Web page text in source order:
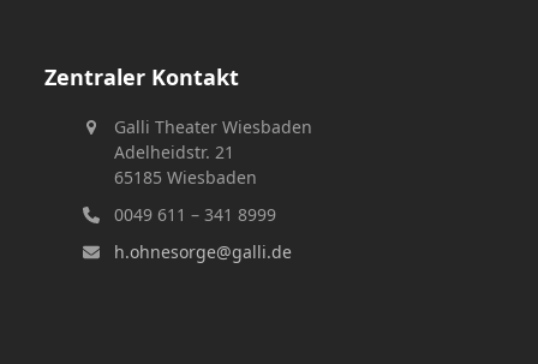
Zentraler Kontakt
Galli Theater Wiesbaden
Adelheidstr. 21
65185 Wiesbaden
0049 611 – 341 8999
h.ohnesorge@galli.de